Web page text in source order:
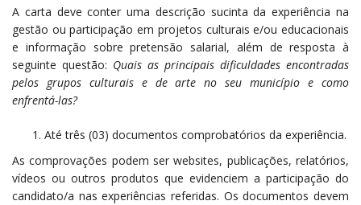
A carta deve conter uma descrição sucinta da experiência na
gestão ou participação em projetos culturais e/ou educacionais
e informação sobre pretensão salarial, além de resposta à
seguinte questão: Quais as principais dificuldades encontradas
pelos grupos culturais e de arte no seu município e como
enfrentá-las?
Até três (03) documentos comprobatórios da experiência.
As comprovações podem ser websites, publicações, relatórios,
vídeos ou outros produtos que evidenciem a participação do
candidato/a nas experiências referidas. Os documentos devem